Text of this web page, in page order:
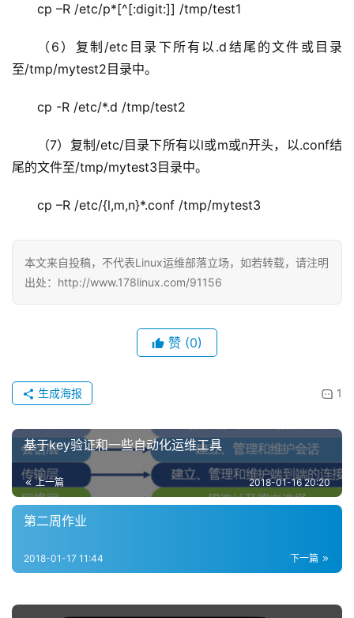
cp –R /etc/p*[^[:digit:]] /tmp/test1
（6）复制/etc目录下所有以.d结尾的文件或目录
至/tmp/mytest2目录中。
cp -R /etc/*.d /tmp/test2
（7）复制/etc/目录下所有以l或m或n开头，以.conf结
尾的文件至/tmp/mytest3目录中。
cp –R /etc/{l,m,n}*.conf /tmp/mytest3
本文来自投稿，不代表Linux运维部落立场，如若转载，请注明
出处：http://www.178linux.com/91156
赞 (0)
1
生成海报
基于key验证和一些自动化运维工具
上一篇 2018-01-16 20:20
第二周作业
下一篇
2018-01-17 11:44